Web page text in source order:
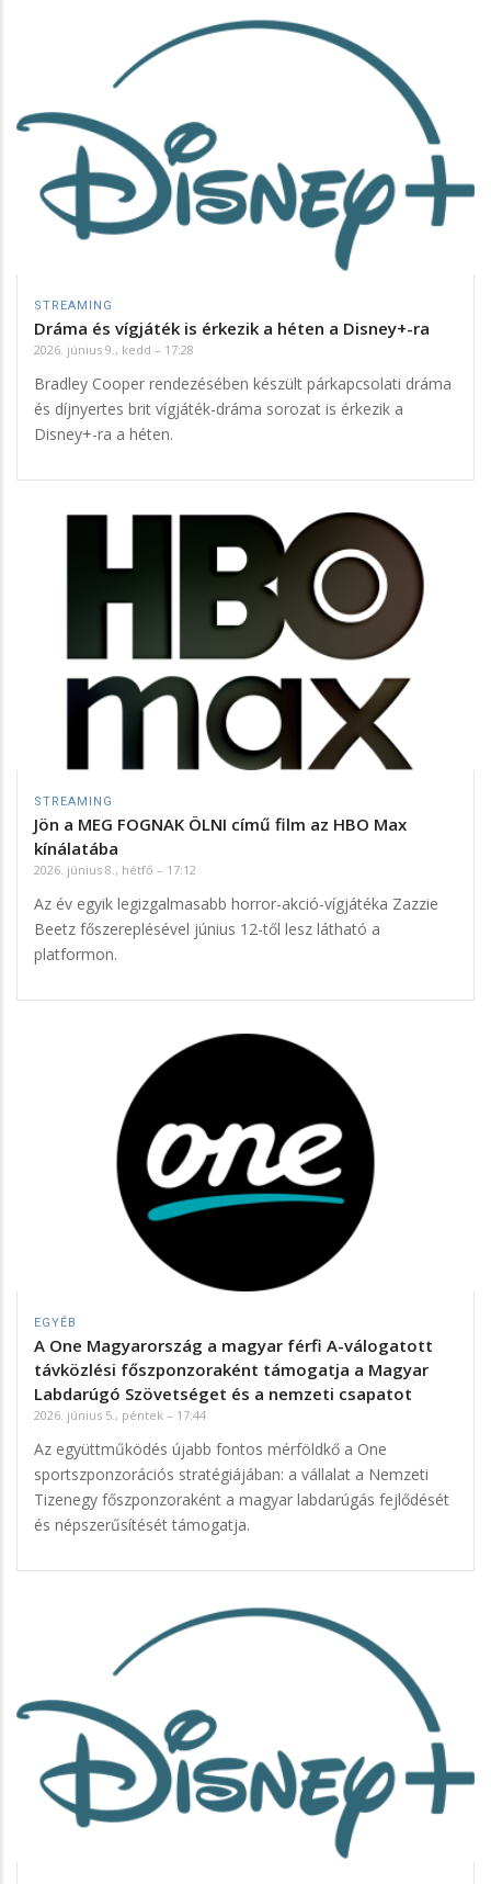
STREAMING
Dráma és vígjáték is érkezik a héten a Disney+-ra
2026. június 9., kedd – 17:28
Bradley Cooper rendezésében készült párkapcsolati dráma
és díjnyertes brit vígjáték-dráma sorozat is érkezik a
Disney+-ra a héten.
STREAMING
Jön a MEG FOGNAK ÖLNI című film az HBO Max
kínálatába
2026. június 8., hétfő – 17:12
Az év egyik legizgalmasabb horror-akció-vígjátéka Zazzie
Beetz főszereplésével június 12-től lesz látható a
platformon.
EGYÉB
A One Magyarország a magyar férfi A-válogatott
távközlési főszponzoraként támogatja a Magyar
Labdarúgó Szövetséget és a nemzeti csapatot
2026. június 5., péntek – 17:44
Az együttműködés újabb fontos mérföldkő a One
sportszponzorációs stratégiájában: a vállalat a Nemzeti
Tizenegy főszponzoraként a magyar labdarúgás fejlődését
és népszerűsítését támogatja.